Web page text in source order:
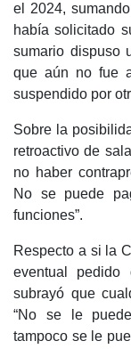
el 2024,
había solicitado
sumario dispuso
que aún no fue
suspendido por
Sobre la
retroactivo de
no haber
No se puede
funciones”.
Respecto a si la
eventual pedido
subrayó que
“No se le
tampoco se le